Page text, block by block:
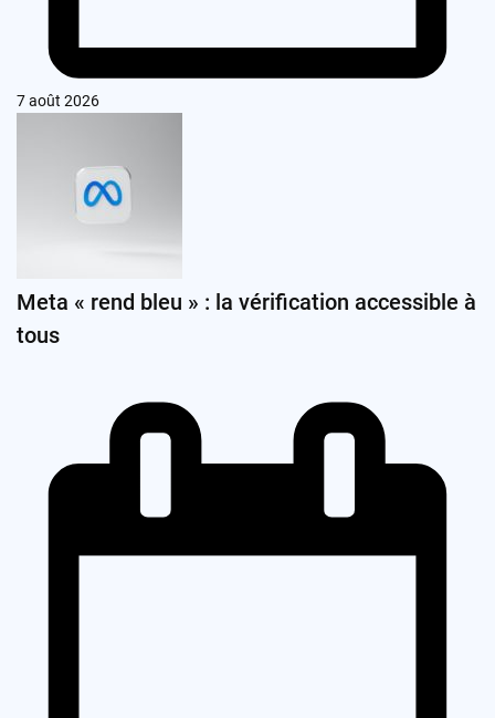
7 août 2026
Meta « rend bleu » : la vérification accessible à
tous